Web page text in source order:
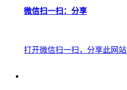
微信扫一扫：分享
打开微信扫一扫，分享此网站